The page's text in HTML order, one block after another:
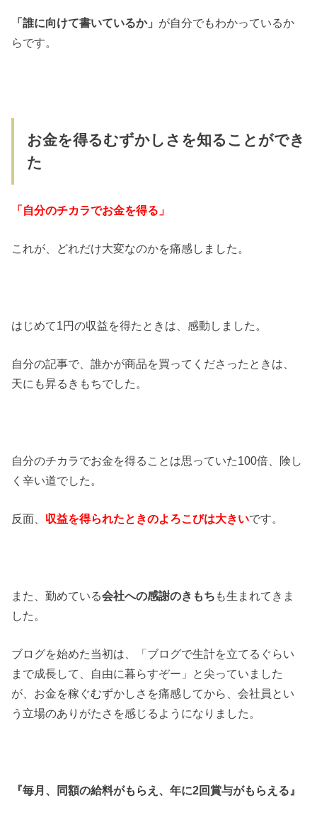
「誰に向けて書いているか」 が自分でもわかっているか
らです。
お金を得るむずかしさを知ることができ
た
「自分のチカラでお金を得る」
これが、どれだけ大変なのかを痛感しました。
はじめて1円の収益を得たときは、感動しました。
自分の記事で、誰かが商品を買ってくださったときは、
天にも昇るきもちでした。
自分のチカラでお金を得ることは思っていた100倍、険し
く辛い道でした。
反面、 収益を得られたときのよろこびは大きいです。
また、勤めている会社への感謝のきもち も生まれてきま
した。
ブログを始めた当初は、「ブログで生計を立てるぐらい
まで成長して、自由に暮らすぞー」と尖っていました
が、お金を稼ぐむずかしさを痛感してから、会社員とい
う立場のありがたさを感じるようになりました。
『毎月、同額の給料がもらえ、年に2回賞与がもらえる』